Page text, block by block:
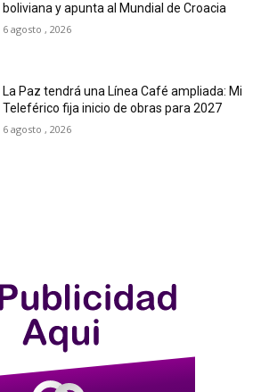
boliviana y apunta al Mundial de Croacia
6 agosto , 2026
La Paz tendrá una Línea Café ampliada: Mi
Teleférico fija inicio de obras para 2027
6 agosto , 2026